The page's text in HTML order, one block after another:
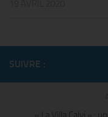
SUIVRE :